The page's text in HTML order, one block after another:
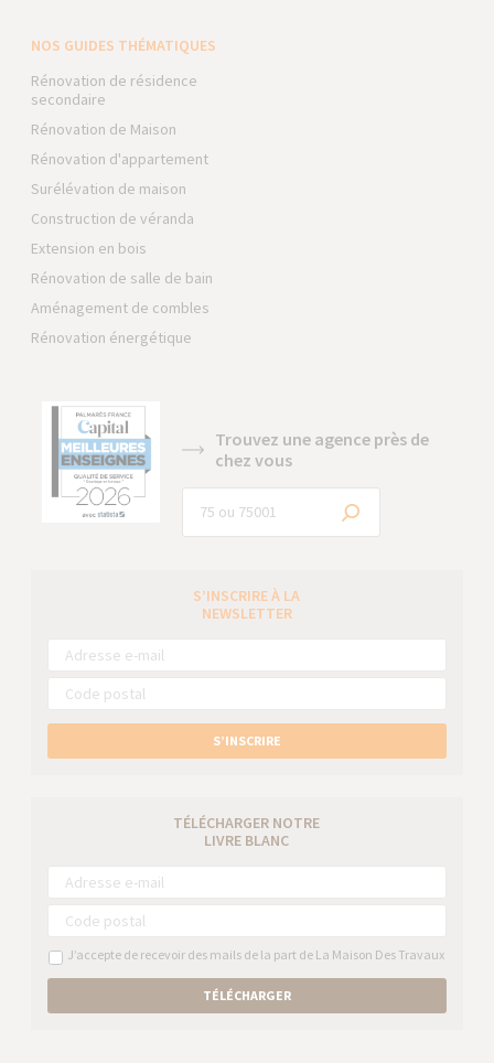
NOS GUIDES THÉMATIQUES
Rénovation de résidence
secondaire
Rénovation de Maison
Rénovation d'appartement
Surélévation de maison
Construction de véranda
Extension en bois
Rénovation de salle de bain
Aménagement de combles
Rénovation énergétique
Trouvez une agence près de
chez vous
S’INSCRIRE À LA
NEWSLETTER
S’INSCRIRE
TÉLÉCHARGER NOTRE
LIVRE BLANC
J’accepte de recevoir des mails de la part de La Maison Des Travaux
TÉLÉCHARGER